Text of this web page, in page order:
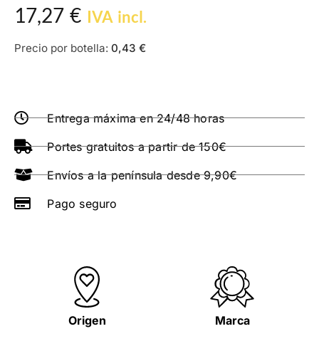
17,27 € IVA incl.
Precio por botella: 0,43 €
Entrega máxima en 24/48 horas
Portes gratuitos a partir de 150€
Envíos a la península desde 9,90€
Pago seguro
Origen Marca